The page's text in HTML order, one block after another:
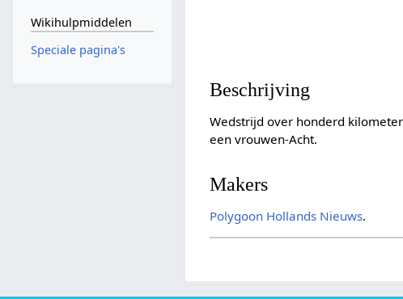
Beschrijving
Wedstrijd over honderd
een vrouwen-Acht.
Makers
Polygoon Hollands Nieuws.
Wikihulpmiddelen
Speciale pagina's